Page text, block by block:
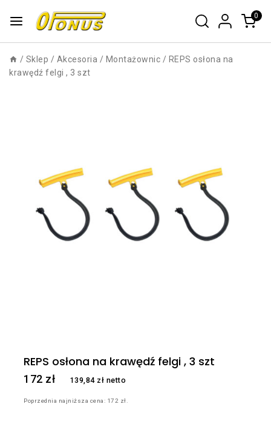
0
/ Sklep / Akcesoria / Montażownic / REPS osłona na
krawędź felgi , 3 szt
REPS osłona na krawędź felgi , 3 szt
172 zł 139,84 zł netto
Poprzednia najniższa cena: 172 zł